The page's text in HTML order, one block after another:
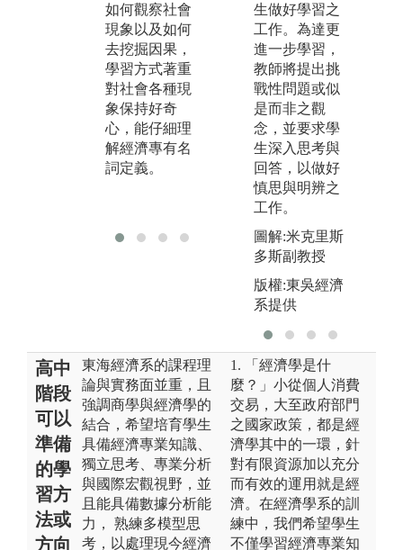
如何觀察社會
現象以及如何
去挖掘因果，
學習方式著重
對社會各種現
象保持好奇
心，能仔細理
解經濟專有名
詞定義。
甚至是整體社
會以及國家經
濟，學習方式
主要是養成能
嚴謹有條理的
去分析與推
理。
生做好學習之
工作。為達更
進一步學習，
教師將提出挑
戰性問題或似
是而非之觀
念，並要求學
生深入思考與
回答，以做好
慎思與明辨之
工作。
圖解:米克里斯
多斯副教授
版權:東吳經濟
系提供
高中
階段
可以
準備
的學
習方
法或
方向
東海經濟系的課程理
論與實務面並重，且
強調商學與經濟學的
結合，希望培育學生
具備經濟專業知識、
獨立思考、專業分析
與國際宏觀視野，並
且能具備數據分析能
力， 熟練多模型思
考，以處理現今經濟
1. 「經濟學是什
麼？」小從個人消費
交易，大至政府部門
之國家政策，都是經
濟學其中的一環，針
對有限資源加以充分
而有效的運用就是經
濟。在經濟學系的訓
練中，我們希望學生
不僅學習經濟專業知